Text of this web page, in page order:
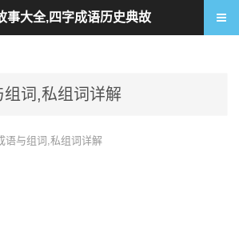
组词,私组词详解
语与组词,私组词详解
事大全,四字成语历史典故